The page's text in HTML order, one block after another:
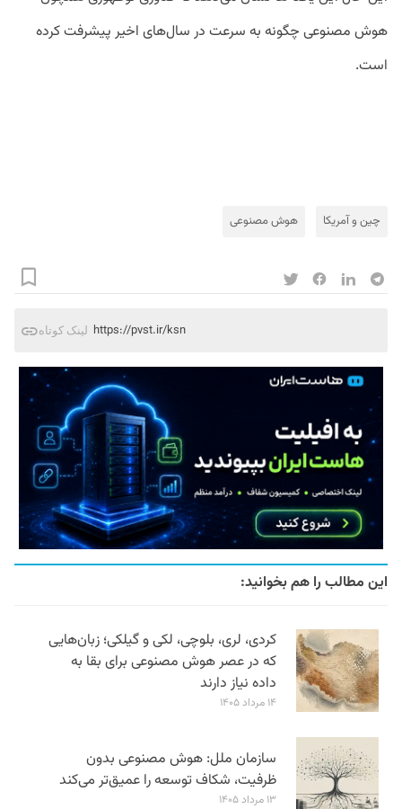
هوش مصنوعی چگونه به سرعت در سال‌های اخیر پیشرفت کرده
است.
چین و آمریکا هوش مصنوعی
لینک کوتاه https://pvst.ir/ksn
این مطالب را هم بخوانید:
کردی، لری، بلوچی، لکی و گیلکی؛ زبان‌هایی
که در عصر هوش مصنوعی برای بقا به
داده نیاز دارند
۱۴ مرداد ۱۴۰۵
سازمان ملل: هوش مصنوعی بدون
ظرفیت، شکاف توسعه را عمیق‌تر می‌کند
۱۳ مرداد ۱۴۰۵